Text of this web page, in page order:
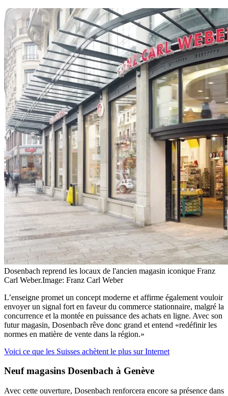
Dosenbach reprend les locaux de l'ancien magasin iconique Franz
Carl Weber.Image: Franz Carl Weber
L’enseigne promet un concept moderne et affirme également vouloir
envoyer un signal fort en faveur du commerce stationnaire, malgré la
concurrence et la montée en puissance des achats en ligne. Avec son
futur magasin, Dosenbach rêve donc grand et entend «redéfinir les
normes en matière de vente dans la région.»
Voici ce que les Suisses achètent le plus sur Internet
Neuf magasins Dosenbach à Genève
Avec cette ouverture, Dosenbach renforcera encore sa présence dans